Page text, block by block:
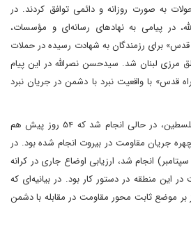
به صورت روزانه و دائمی توافق کردند. در
در پیامی به نهادهای رسانه‌ای و مؤسسات،
قدس» برای رزمندگان به شهادت رسیده در حملات
مرزی لبنان شد. سیدحسن نصرالله در این پیام
قدس» با واقعیت نبرد با دشمن در جریان نبرد
دیدار سران مقاومت لبنان و فلسطین، در حالی انجام شد که ۵۴ روز پیش هم
جریان‌ مقاومت در بیروت انجام شده بود. در
این دیدار که روز ۱۱ شهریور (۲ سپتامبر) انجام شد، ارزیابی اوضاع جاری در کرانه
این منطقه در دستور کار بود. در بیانیه‌ای که
موضع ثابت محور مقاومت در مقابله با دشمن